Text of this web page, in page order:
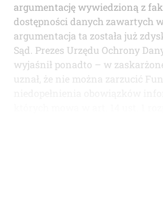
argumentację wywiedzioną z
dostępności danych zawartych
argumentacja ta została już
Sąd. Prezes Urzędu Ochrony
wyjaśnił ponadto – w
uznał, że nie można zarzucić